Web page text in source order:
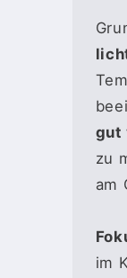
gut
zu
am
im